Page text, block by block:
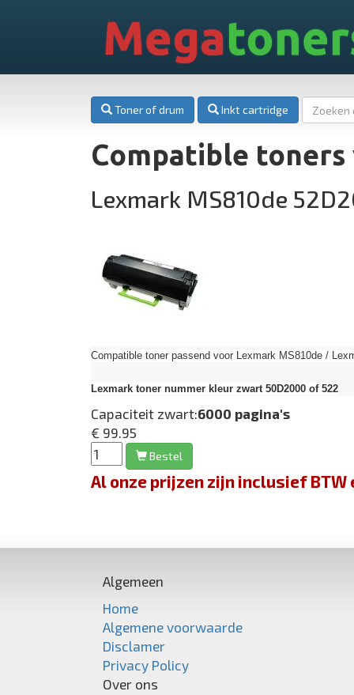
Mega
Toner of drum Inkt cartridge
Compatible toners
Lexmark MS810de
Compatible toner passend voor Lexmark MS810de /
Lexmark toner nummer kleur zwart 50D2000 of 522
Capaciteit zwart:6000 pagina's
€ 99.95
Bestel
Al onze prijzen zijn inclusief
Algemeen
Home
Algemene voorwaarde
Disclamer
Privacy Policy
Over ons